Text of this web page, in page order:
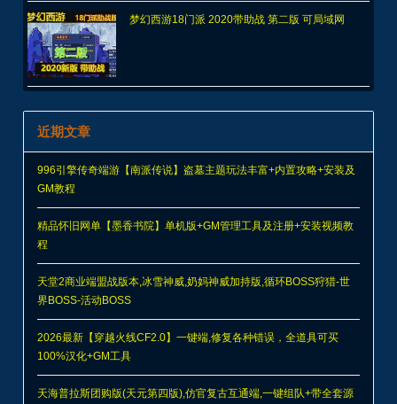
梦幻西游18门派 2020带助战 第二版 可局域网
近期文章
996引擎传奇端游【南派传说】盗墓主题玩法丰富+内置攻略+安装及
GM教程
精品怀旧网单【墨香书院】单机版+GM管理工具及注册+安装视频教
程
天堂2商业端盟战版本,冰雪神威,奶妈神威加持版,循环BOSS狩猎-世
界BOSS-活动BOSS
2026最新【穿越火线CF2.0】一键端,修复各种错误，全道具可买
100%汉化+GM工具
天海普拉斯团购版(天元第四版),仿官复古互通端,一键组队+带全套源